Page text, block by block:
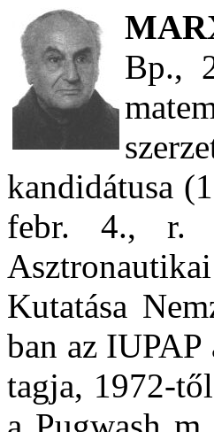
Bp.,
kandidátusa
febr. 4., r.
Kutatása
ban az
tagja, 1972-